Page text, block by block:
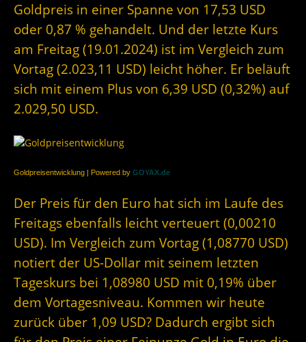
Goldpreis in einer Spanne von 17,53 USD
oder 0,87 % gehandelt. Und der letzte Kurs
am Freitag (19.01.2024) ist im Vergleich zum
Vortag (2.023,11 USD) leicht höher. Er beläuft
sich mit einem Plus von 6,39 USD (0,32%) auf
2.029,50 USD.
Goldpreisentwicklung | Powered by GOYAX.de
Der Preis für den Euro hat sich im Laufe des
Freitags ebenfalls leicht verteuert (0,00210
USD). Im Vergleich zum Vortag (1,08770 USD)
notiert der US-Dollar mit seinem letzten
Tageskurs bei 1,08980 USD mit 0,19% über
dem Vortagesniveau. Kommen wir heute
zurück über 1,09 USD? Dadurch ergibt sich